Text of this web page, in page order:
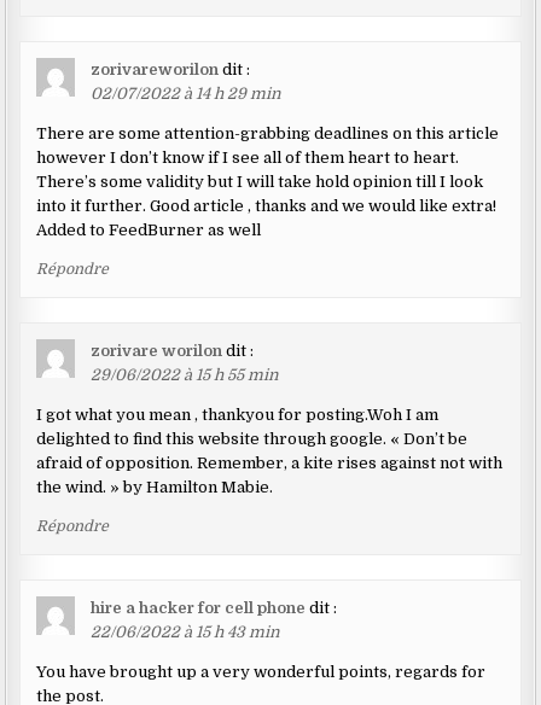
zorivareworilon dit :
02/07/2022 à 14 h 29 min
There are some attention-grabbing deadlines on this article
however I don’t know if I see all of them heart to heart.
There’s some validity but I will take hold opinion till I look
into it further. Good article , thanks and we would like extra!
Added to FeedBurner as well
Répondre
zorivare worilon dit :
29/06/2022 à 15 h 55 min
I got what you mean , thankyou for posting.Woh I am
delighted to find this website through google. « Don’t be
afraid of opposition. Remember, a kite rises against not with
the wind. » by Hamilton Mabie.
Répondre
hire a hacker for cell phone dit :
22/06/2022 à 15 h 43 min
You have brought up a very wonderful points, regards for
the post.